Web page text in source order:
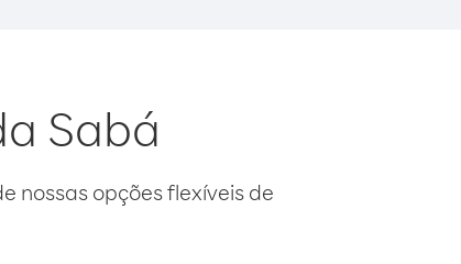
Sabá
nossas opções flexíveis de